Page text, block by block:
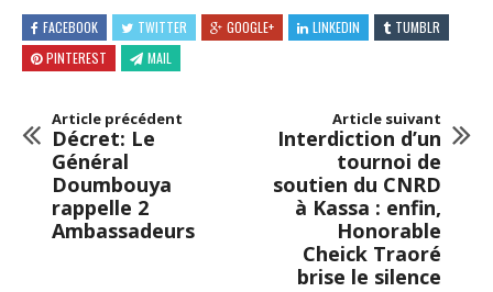
FACEBOOK TWITTER GOOGLE+ LINKEDIN
TUMBLR
PINTEREST
MAIL
Article précédent
Décret: Le
Général
Doumbouya
rappelle 2
Ambassadeurs
Article suivant
Interdiction d’un
tournoi de
soutien du CNRD
à Kassa : enfin,
Honorable
Cheick Traoré
brise le silence